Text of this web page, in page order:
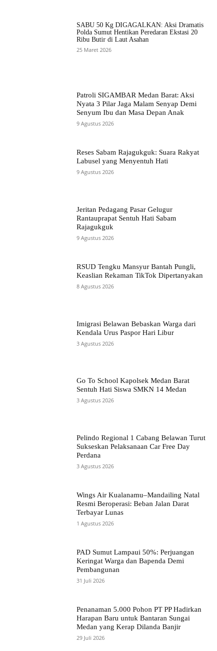
SABU 50 Kg DIGAGALKAN: Aksi Dramatis
Polda Sumut Hentikan Peredaran Ekstasi 20
Ribu Butir di Laut Asahan
25 Maret 2026
Patroli SIGAMBAR Medan Barat: Aksi
Nyata 3 Pilar Jaga Malam Senyap Demi
Senyum Ibu dan Masa Depan Anak
9 Agustus 2026
Reses Sabam Rajagukguk: Suara Rakyat
Labusel yang Menyentuh Hati
9 Agustus 2026
Jeritan Pedagang Pasar Gelugur
Rantauprapat Sentuh Hati Sabam
Rajagukguk
9 Agustus 2026
RSUD Tengku Mansyur Bantah Pungli,
Keaslian Rekaman TikTok Dipertanyakan
8 Agustus 2026
Imigrasi Belawan Bebaskan Warga dari
Kendala Urus Paspor Hari Libur
3 Agustus 2026
Go To School Kapolsek Medan Barat
Sentuh Hati Siswa SMKN 14 Medan
3 Agustus 2026
Pelindo Regional 1 Cabang Belawan Turut
Sukseskan Pelaksanaan Car Free Day
Perdana
3 Agustus 2026
Wings Air Kualanamu–Mandailing Natal
Resmi Beroperasi: Beban Jalan Darat
Terbayar Lunas
1 Agustus 2026
PAD Sumut Lampaui 50%: Perjuangan
Keringat Warga dan Bapenda Demi
Pembangunan
31 Juli 2026
Penanaman 5.000 Pohon PT PP Hadirkan
Harapan Baru untuk Bantaran Sungai
Medan yang Kerap Dilanda Banjir
29 Juli 2026